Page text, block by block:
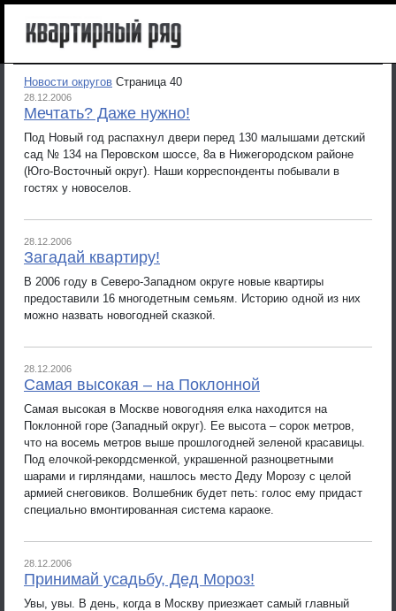
Новости округов Страница 40
28.12.2006
Мечтать? Даже нужно!
Под Новый год распахнул двери перед 130 малышами детский
сад № 134 на Перовском шоссе, 8а в Нижегородском районе
(Юго-Восточный округ). Наши корреспонденты побывали в
гостях у новоселов.
28.12.2006
Загадай квартиру!
В 2006 году в Северо-Западном округе новые квартиры
предоставили 16 многодетным семьям. Историю одной из них
можно назвать новогодней сказкой.
28.12.2006
Самая высокая – на Поклонной
Самая высокая в Москве новогодняя елка находится на
Поклонной горе (Западный округ). Ее высота – сорок метров,
что на восемь метров выше прошлогодней зеленой красавицы.
Под елочкой-рекордсменкой, украшенной разноцветными
шарами и гирляндами, нашлось место Деду Морозу с целой
армией снеговиков. Волшебник будет петь: голос ему придаст
специально вмонтированная система караоке.
28.12.2006
Принимай усадьбу, Дед Мороз!
Увы, увы. В день, когда в Москву приезжает самый главный